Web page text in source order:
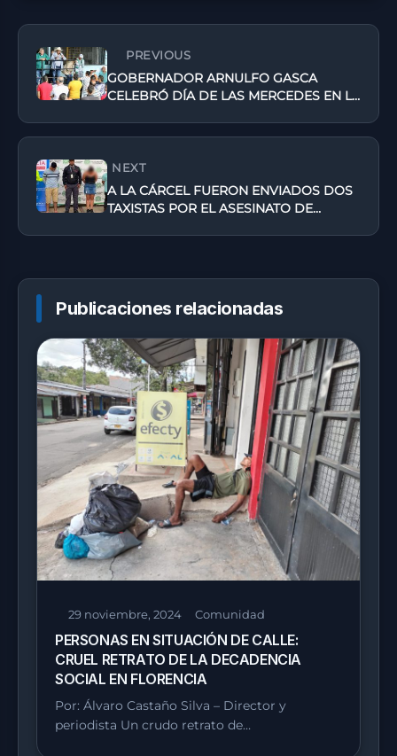
PREVIOUS
GOBERNADOR ARNULFO GASCA
CELEBRÓ DÍA DE LAS MERCEDES EN LA
NEXT
A LA CÁRCEL FUERON ENVIADOS DOS
TAXISTAS POR EL ASESINATO DE
Publicaciones relacionadas
29 noviembre, 2024 Comunidad
PERSONAS EN SITUACIÓN DE CALLE:
CRUEL RETRATO DE LA DECADENCIA
SOCIAL EN FLORENCIA
Por: Álvaro Castaño Silva – Director y
periodista Un crudo retrato de…